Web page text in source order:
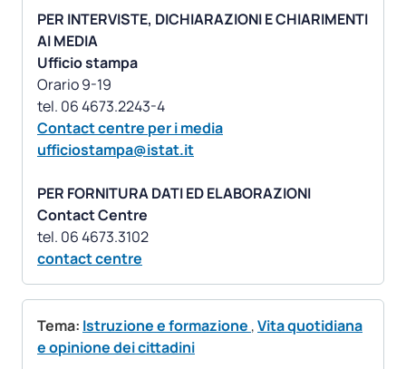
PER INTERVISTE, DICHIARAZIONI E CHIARIMENTI
AI MEDIA
Ufficio stampa
Orario 9-19
Contact centre per i media
ufficiostampa@istat.it
PER FORNITURA DATI ED ELABORAZIONI
Contact Centre
contact centre
Tema: Istruzione e formazione ,Vita quotidiana
e opinione dei cittadini